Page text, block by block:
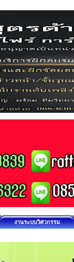
งานระบบวิศวกรรม